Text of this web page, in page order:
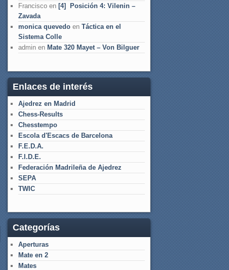
Francisco en [4] Posición 4: Vilenin –
Zavada
monica quevedo en Táctica en el
Sistema Colle
admin en Mate 320 Mayet – Von Bilguer
Enlaces de interés
Ajedrez en Madrid
Chess-Results
Chesstempo
Escola d'Escacs de Barcelona
F.E.D.A.
F.I.D.E.
Federación Madrileña de Ajedrez
SEPA
TWIC
Categorías
Aperturas
Mate en 2
Mates